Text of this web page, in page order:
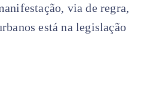
via de regra,
está na legislação